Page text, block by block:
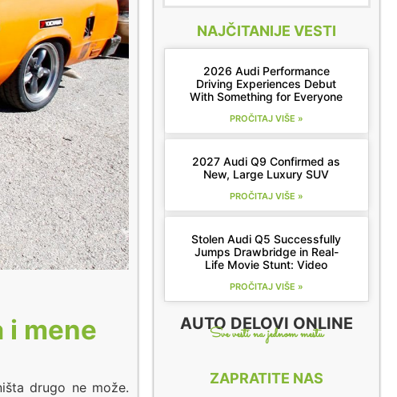
i mene
drugo ne može.
NAJČITANIJE VESTI
2026 Audi Performance
Driving Experiences Debut
With Something for Everyone
PROČITAJ VIŠE »
2027 Audi Q9 Confirmed as
New, Large Luxury SUV
PROČITAJ VIŠE »
Stolen Audi Q5 Successfully
Jumps Drawbridge in Real-
Life Movie Stunt: Video
PROČITAJ VIŠE »
AUTO DELOVI ONLINE
Sve vesti na jednom mestu
ZAPRATITE NAS